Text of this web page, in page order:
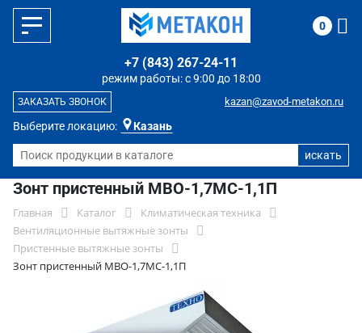
Выберите локацию: Казань
режим работы: с 9:00 до 18:00
+7 (843) 267-24-11
kazan@zavod-metakon.ru
ЗАКАЗАТЬ ЗВОНОК
0
Зонт пристенный МВО-1,7МС-1,1П
Главная Каталог
Климатическая техника
Вентиляционные вытяжные зонты
Пристенные вытяжные зонты
Зонт пристенный МВО-1,7МС-1,1П